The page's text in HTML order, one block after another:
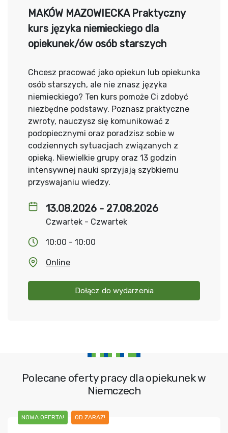
13.08.2026 - 27.08.2026
Czwartek - Czwartek
10:00 - 10:00
Online
Dołącz do wydarzenia
MAKÓW MAZOWIECKA Praktyczny
kurs języka niemieckiego dla
opiekunek/ów osób starszych
Chcesz pracować jako opiekun lub opiekunka
osób starszych, ale nie znasz języka
niemieckiego? Ten kurs pomoże Ci zdobyć
niezbędne podstawy. Poznasz praktyczne
zwroty, nauczysz się komunikować z
podopiecznymi oraz poradzisz sobie w
codziennych sytuacjach związanych z
opieką. Niewielkie grupy oraz 13 godzin
intensywnej nauki sprzyjają szybkiemu
przyswajaniu wiedzy.
Polecane oferty pracy dla opiekunek w
Niemczech
NOWA OFERTA! OD ZARAZ!